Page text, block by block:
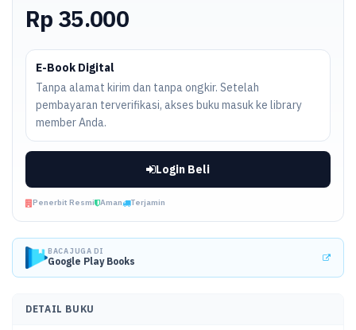
Rp 35.000
E-Book Digital
Tanpa alamat kirim dan tanpa ongkir. Setelah
pembayaran terverifikasi, akses buku masuk ke library
member Anda.
Login Beli
Penerbit Resmi Aman Terjamin
BACA JUGA DI
Google Play Books
DETAIL BUKU